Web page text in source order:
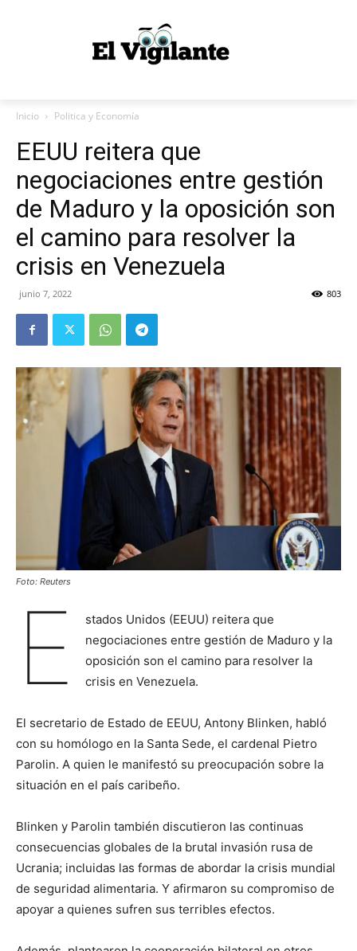
Inicio Politica y Economía
EEUU reitera que
negociaciones entre gestión
de Maduro y la oposición son
el camino para resolver la
crisis en Venezuela
junio 7, 2022 803
Foto: Reuters
E
stados Unidos (EEUU) reitera que
negociaciones entre gestión de Maduro y la
oposición son el camino para resolver la
crisis en Venezuela.
El secretario de Estado de EEUU, Antony Blinken, habló
con su homólogo en la Santa Sede, el cardenal Pietro
Parolin. A quien le manifestó su preocupación sobre la
situación en el país caribeño.
Blinken y Parolin también discutieron las continuas
consecuencias globales de la brutal invasión rusa de
Ucrania; incluidas las formas de abordar la crisis mundial
de seguridad alimentaria. Y afirmaron su compromiso de
apoyar a quienes sufren sus terribles efectos.